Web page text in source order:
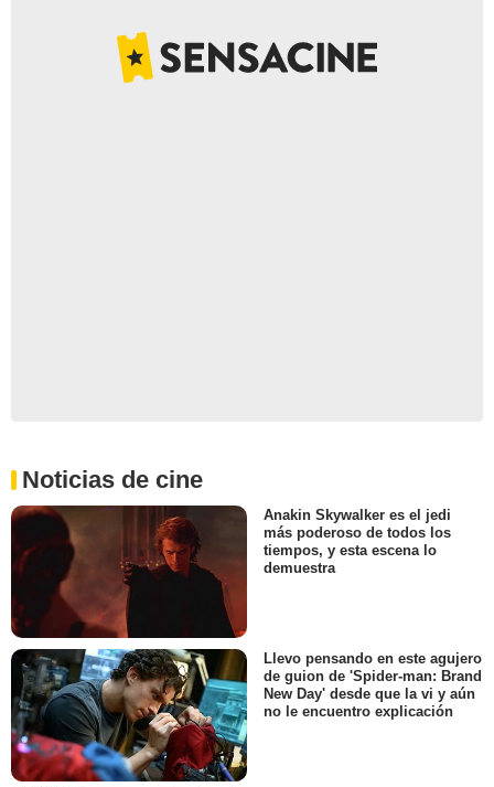
Noticias de cine
Anakin Skywalker es el jedi
más poderoso de todos los
tiempos, y esta escena lo
demuestra
Llevo pensando en este agujero
de guion de 'Spider-man: Brand
New Day' desde que la vi y aún
no le encuentro explicación